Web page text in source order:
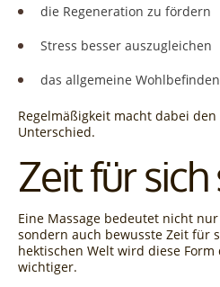
die Regeneration zu fördern
Stress besser auszugleichen
das allgemeine
Regelmäßigkeit macht dabei
Unterschied.
Zeit für
Eine Massage bedeutet nicht
sondern auch bewusste Zeit für
hektischen Welt wird diese
wichtiger.